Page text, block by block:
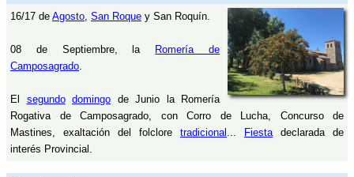
16/17 de Agosto San Roque y San Roquín.
08 de Septiembre, la
Romería de
Camposagrado
El segundo domingo de Junio la Romería
Rogativa de Camposagrado, con Corro de Lucha, Concurso de
Mastines, exaltación del folclore tradicional Fiesta declarada de
interés Provincial.